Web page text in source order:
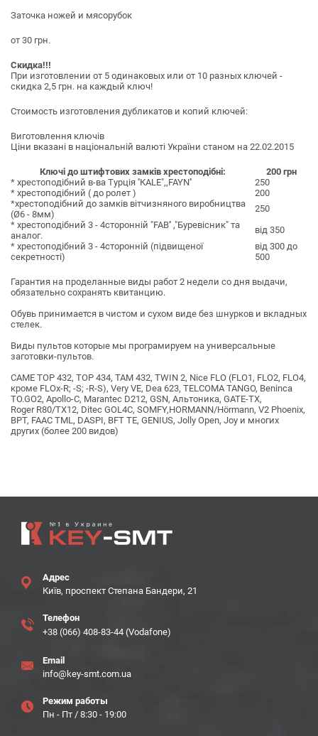
Заточка ножей и мясорубок
от 30 грн.
Скидка!!!
При изготовлении от 5 одинаковых или от 10 разных ключей -
скидка 2,5 грн. на каждый ключ!
Стоимость изготовления дубликатов и копий ключей:
Виготовлення ключів
Ціни вказані в національній валюті України станом на 22.02.2015
Ключі до штифтових замків хрестоподібні:
200 грн
* хрестоподібний в-ва Турція ''КАLE",,FAYN''
250
* хрестоподібний ( до ролет )
200
*хрестоподібний до замків вітчизняного виробництва
(Ø6 - 8мм)
250
* хрестоподібний 3 - 4сторонній "FAB'' ,"Буревісник" та
аналог.
від 350
* хрестоподібний 3 - 4сторонній (підвищеної
секретності)
від 300 до
500
Гарантия на проделанные виды работ 2 недели со дня выдачи,
обязательно сохранять квитанцию.
Обувь принимается в чистом и сухом виде без шнурков и вкладных
стелек.
Виды пультов которые мы програмируем на универсальные
заготовки-пультов.
CAME TOP 432, TOP 434, TAM 432, TWIN 2, Nice FLO (FLO1, FLO2, FLO4,
кроме FLOх-R; -S; -R-S), Very VE, Dea 623, TELCOMA TANGO, Beninca
TO.GO2, Apollo-C, Marantec D212, GSN, Альтоника, GATE-TX,
Roger R80/TX12, Ditec GOL4C, SOMFY,HORMANN/Hörmann, V2 Phoenix,
BPT, FAAC TML, DASPI, BFT TE, GENIUS, Jolly Open, Joy и многих
других (более 200 видов)
Адрес
Київ, проспект Степана Бандери, 21
Телефон
+38 (066) 408-83-44 (Vodafone)
Email
info@key-smt.com.ua
Режим работы
Пн - Пт / 8:30 - 19:00